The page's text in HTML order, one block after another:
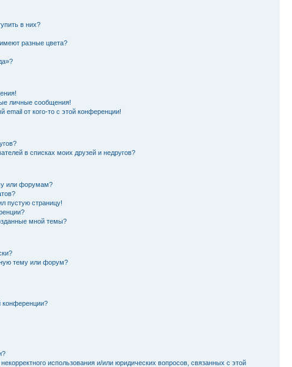
в них?
разные цвета?
личные сообщения!
email от кого-то с этой конференции!
в списках моих друзей и недругов?
или форумам?
пустую страницу!
мной темы?
тему или форум?
конференции?
использования и/или юридических вопросов, связанных с этой